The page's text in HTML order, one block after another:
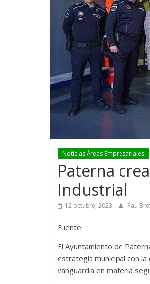
Noticias Áreas Empresariales
Paterna
Industrial
12 octubre, 2023 Pau
Fuente:
El Ayuntamiento de
estrategia municipal con
vanguardia en materia